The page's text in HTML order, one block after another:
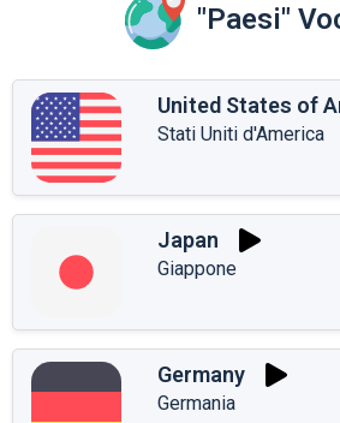
"Paesi"
United States of
Stati Uniti d'America
Japan
Giappone
Germany
Germania